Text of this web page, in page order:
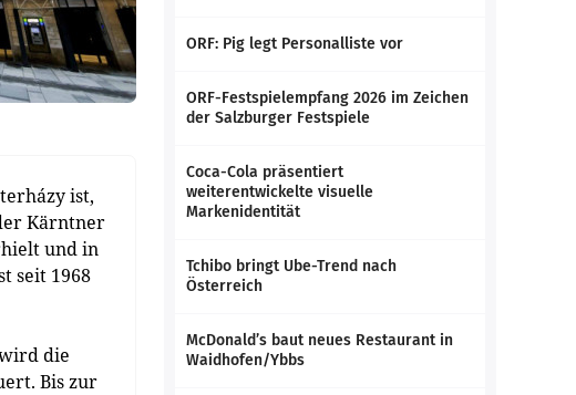
ist,
Kärntner
und in
seit 1968
die
Bis zur
ORF: Pig legt Personalliste vor
ORF-Festspielempfang 2026 im Zeichen
der Salzburger Festspiele
Coca-Cola präsentiert
weiterentwickelte visuelle
Markenidentität
Tchibo bringt Ube-Trend nach
Österreich
McDonald’s baut neues Restaurant in
Waidhofen/Ybbs